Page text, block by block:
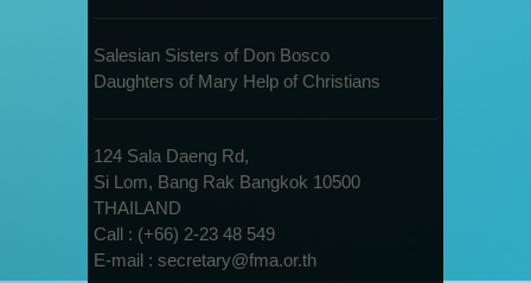
Salesian Sisters of Don Bosco
Daughters of Mary Help of Christians
124 Sala Daeng Rd,
Si Lom, Bang Rak Bangkok 10500
THAILAND
Call : (+66) 2-23 48 549
E-mail : secretary@fma.or.th